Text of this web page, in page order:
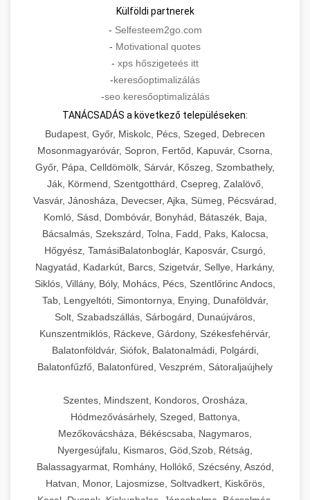
Külföldi partnerek
- Selfesteem2go.com
- Motivational quotes
- xps hőszigeteés itt
-keresőoptimalizálás
-seo keresőoptimalizálás
TANÁCSADÁS a következő településeken:
Budapest, Győr, Miskolc, Pécs, Szeged, Debrecen
Mosonmagyaróvár, Sopron, Fertőd, Kapuvár, Csorna,
Győr, Pápa, Celldömölk, Sárvár, Kőszeg, Szombathely,
Ják, Körmend, Szentgotthárd, Csepreg, Zalalövő,
Vasvár, Jánosháza, Devecser, Ajka, Sümeg, Pécsvárad,
Komló, Sásd, Dombóvár, Bonyhád, Bátaszék, Baja,
Bácsalmás, Szekszárd, Tolna, Fadd, Paks, Kalocsa,
Hőgyész, TamásiBalatonboglár, Kaposvár, Csurgó,
Nagyatád, Kadarkút, Barcs, Szigetvár, Sellye, Harkány,
Siklós, Villány, Bóly, Mohács, Pécs, Szentlőrinc Andocs,
Tab, Lengyeltóti, Simontornya, Enying, Dunaföldvár,
Solt, Szabadszállás, Sárbogárd, Dunaújváros,
Kunszentmiklós, Ráckeve, Gárdony, Székesfehérvár,
Balatonföldvár, Siófok, Balatonalmádi, Polgárdi,
Balatonfűzfő, Balatonfüred, Veszprém, Sátoraljaújhely
Szentes, Mindszent, Kondoros, Orosháza,
Hódmezővásárhely, Szeged, Battonya,
Mezőkovácsháza, Békéscsaba, Nagymaros,
Nyergesújfalu, Kismaros, Göd,Szob, Rétság,
Balassagyarmat, Romhány, Hollókő, Szécsény, Aszód,
Hatvan, Monor, Lajosmizse, Soltvadkert, Kiskőrös,